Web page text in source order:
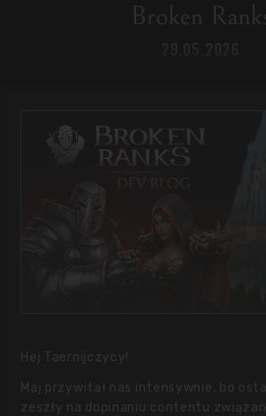
Broken
Hej Taernijczycy!
Maj przywitał nas intensywnie, bo
zeszły na dopinaniu contentu